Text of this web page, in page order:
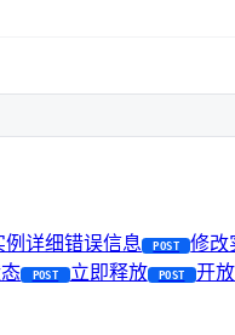
详细错误信息 POST 修改
POST 立即释放 POST 开